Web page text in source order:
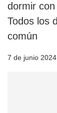
dormir
Todos los
común
7 de junio